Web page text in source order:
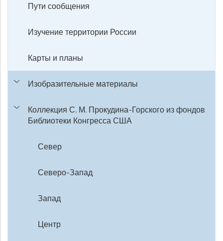
Пути сообщения
Изучение территории России
Карты и планы
Изобразительные материалы
Коллекция С. М. Прокудина-Горского из фондов
Библиотеки Конгресса США
Север
Северо-Запад
Запад
Центр